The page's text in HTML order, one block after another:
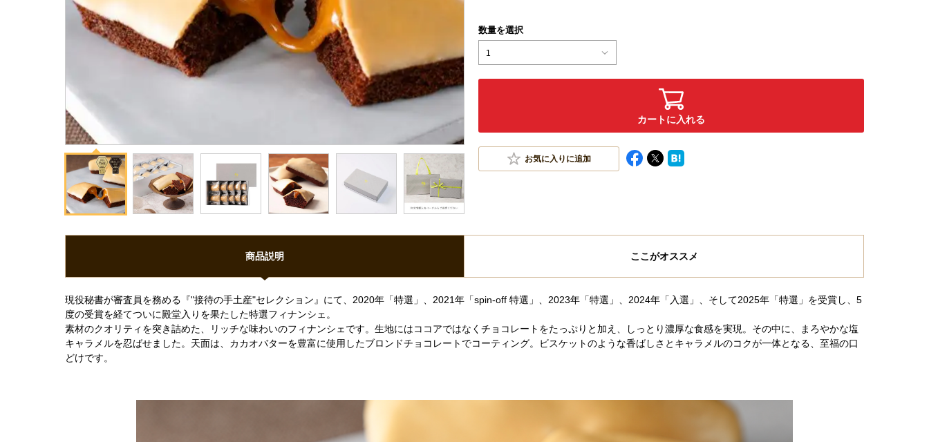
数量を選択
1
カートに入れる
お気に入りに追加
商品説明 ここがオススメ
現役秘書が審査員を務める『"接待の手土産"セレクション』にて、2020年「特選」、2021年「spin-off 特選」、2023年「特選」、2024年「入選」、そして2025年「特選」を受賞し、5
度の受賞を経てついに殿堂入りを果たした特選フィナンシェ。
素材のクオリティを突き詰めた、リッチな味わいのフィナンシェです。生地にはココアではなくチョコレートをたっぷりと加え、しっとり濃厚な食感を実現。その中に、まろやかな塩
キャラメルを忍ばせました。天面は、カカオバターを豊富に使用したブロンドチョコレートでコーティング。ビスケットのような香ばしさとキャラメルのコクが一体となる、至福の口
どけです。